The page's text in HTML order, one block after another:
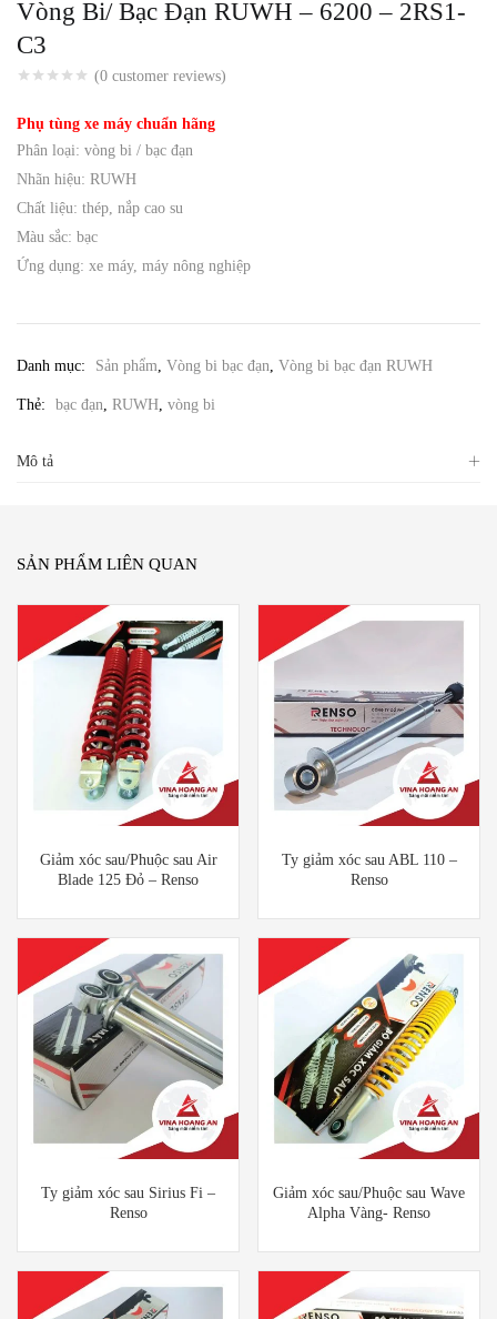
Vòng Bi/ Bạc Đạn RUWH – 6200 – 2RS1-
C3
(0 customer reviews)
Phụ tùng xe máy chuẩn hãng
Phân loại: vòng bi / bạc đạn
Nhãn hiệu: RUWH
Chất liệu: thép, nắp cao su
Màu sắc: bạc
Ứng dụng: xe máy, máy nông nghiệp
Danh mục: Sản phẩm Vòng bi bạc đạn Vòng bi bạc đạn RUWH
Thẻ: bạc đạn RUWH vòng bi
Mô tả
SẢN PHẨM LIÊN QUAN
Giảm xóc sau/Phuộc sau Air
Blade 125 Đỏ – Renso
Ty giảm xóc sau ABL 110 –
Renso
Ty giảm xóc sau Sirius Fi –
Renso
Giảm xóc sau/Phuộc sau Wave
Alpha Vàng- Renso